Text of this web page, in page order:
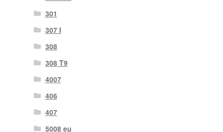
301
307 I
308
308 T9
4007
406
407
5008 eu